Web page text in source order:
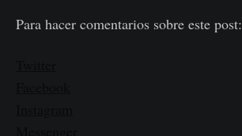
Para hacer comentarios sobre este post: